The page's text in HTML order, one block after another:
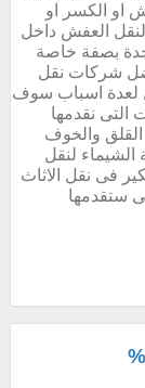
او الكسر او
لنقل العفش داخل
بصفة خاصة
شركات نقل
لعدة اسباب سوف
التى نقدمها
والخوف
لنقل
فى نقل الاثاث
ستقدمها